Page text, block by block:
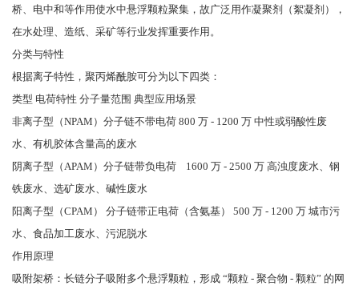
桥、电中和等作用使水中悬浮颗粒聚集，故广泛用作凝聚剂（絮凝剂），
在水处理、造纸、采矿等行业发挥重要作用。
分类与特性
根据离子特性，聚丙烯酰胺可分为以下四类：
类型 电荷特性 分子量范围 典型应用场景
非离子型（NPAM）分子链不带电荷 800 万 - 1200 万 中性或弱酸性废
水、有机胶体含量高的废水
阴离子型（APAM）分子链带负电荷 1600 万 - 2500 万 高浊度废水、钢
铁废水、选矿废水、碱性废水
阳离子型（CPAM） 分子链带正电荷（含氨基） 500 万 - 1200 万 城市污
水、食品加工废水、污泥脱水
作用原理
吸附架桥：长链分子吸附多个悬浮颗粒，形成 “颗粒 - 聚合物 - 颗粒” 的网